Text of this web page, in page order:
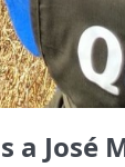
a José